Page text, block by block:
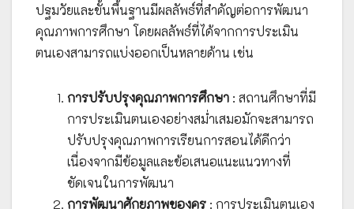
ปฐมวัยและขั้นพื้นฐานมีผลลัพธ์ที่สำคัญต่อการพัฒนา
คุณภาพการศึกษา โดยผลลัพธ์ที่ได้จากการประเมิน
ตนเองสามารถแบ่งออกเป็นหลายด้าน เช่น
การปรับปรุงคุณภาพการศึกษา : สถานศึกษาที่มี
การประเมินตนเองอย่างสม่ำเสมอมักจะสามารถ
ปรับปรุงคุณภาพการเรียนการสอนได้ดีกว่า
เนื่องจากมีข้อมูลและข้อเสนอแนะแนวทางที่
ชัดเจนในการพัฒนา
การพัฒนาศักยภาพของครู : การประเมินตนเอง